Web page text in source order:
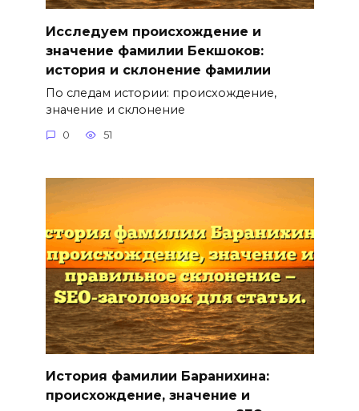
Исследуем происхождение и
значение фамилии Бекшоков:
история и склонение фамилии
По следам истории: происхождение,
значение и склонение
0 51
История фамилии Баранихина:
происхождение, значение и